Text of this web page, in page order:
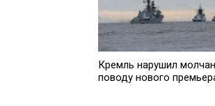
Кремль нарушил
поводу нового